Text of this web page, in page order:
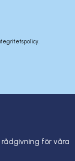
för våra